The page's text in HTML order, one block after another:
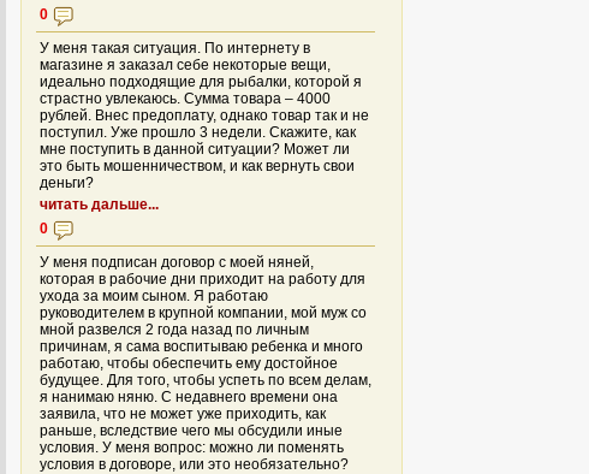
0
У меня такая ситуация. По интернету в
магазине я заказал себе некоторые вещи,
идеально подходящие для рыбалки, которой я
страстно увлекаюсь. Сумма товара – 4000
рублей. Внес предоплату, однако товар так и не
поступил. Уже прошло 3 недели. Скажите, как
мне поступить в данной ситуации? Может ли
это быть мошенничеством, и как вернуть свои
деньги?
читать дальше...
0
У меня подписан договор с моей няней,
которая в рабочие дни приходит на работу для
ухода за моим сыном. Я работаю
руководителем в крупной компании, мой муж со
мной развелся 2 года назад по личным
причинам, я сама воспитываю ребенка и много
работаю, чтобы обеспечить ему достойное
будущее. Для того, чтобы успеть по всем делам,
я нанимаю няню. С недавнего времени она
заявила, что не может уже приходить, как
раньше, вследствие чего мы обсудили иные
условия. У меня вопрос: можно ли поменять
условия в договоре, или это необязательно?